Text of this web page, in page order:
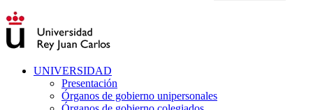
UNIVERSIDAD
Presentación
Órganos de gobierno unipersonales